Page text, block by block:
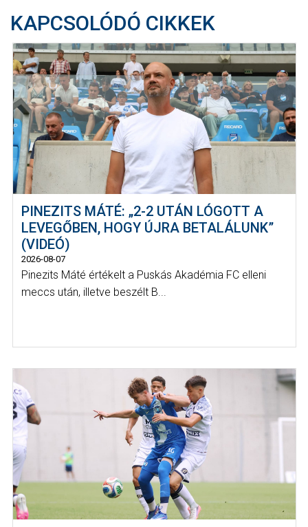
KAPCSOLÓDÓ CIKKEK
PINEZITS MÁTÉ: „2-2 UTÁN LÓGOTT A
LEVEGŐBEN, HOGY ÚJRA BETALÁLUNK”
(VIDEÓ)
2026-08-07
Pinezits Máté értékelt a Puskás Akadémia FC elleni
meccs után, illetve beszélt B...